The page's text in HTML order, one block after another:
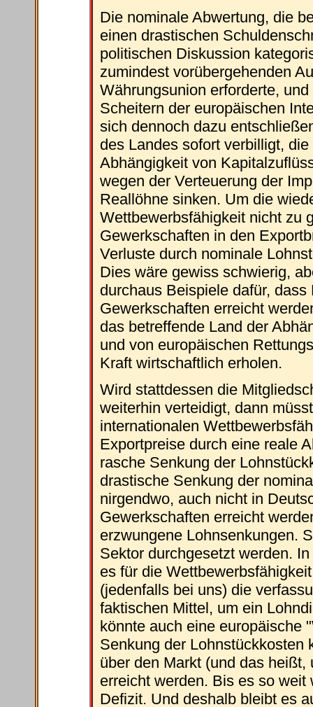
Die nominale Abwertung, die
einen drastischen
politischen Diskussion
zumindest vorübergehenden
Währungsunion erforderte,
Scheitern der europäischen
sich dennoch dazu
des Landes sofort verbilligt,
Abhängigkeit von
wegen der Verteuerung der
Reallöhne sinken. Um die
Wettbewerbsfähigkeit nicht zu
Gewerkschaften in den
Verluste durch nominale
Dies wäre gewiss schwierig,
durchaus Beispiele dafür,
Gewerkschaften erreicht
das betreffende Land der
und von europäischen
Kraft wirtschaftlich erholen.
Wird stattdessen die
weiterhin verteidigt, dann
internationalen
Exportpreise durch eine reale
rasche Senkung der
drastische Senkung der
nirgendwo, auch nicht in
Gewerkschaften erreicht
erzwungene Lohnsenkungen.
Sektor durchgesetzt werden.
es für die
(jedenfalls bei uns) die
faktischen Mittel, um ein
könnte auch eine europäische
Senkung der Lohnstückkosten
über den Markt (und das
erreicht werden. Bis es so
Defizit. Und deshalb bleibt es